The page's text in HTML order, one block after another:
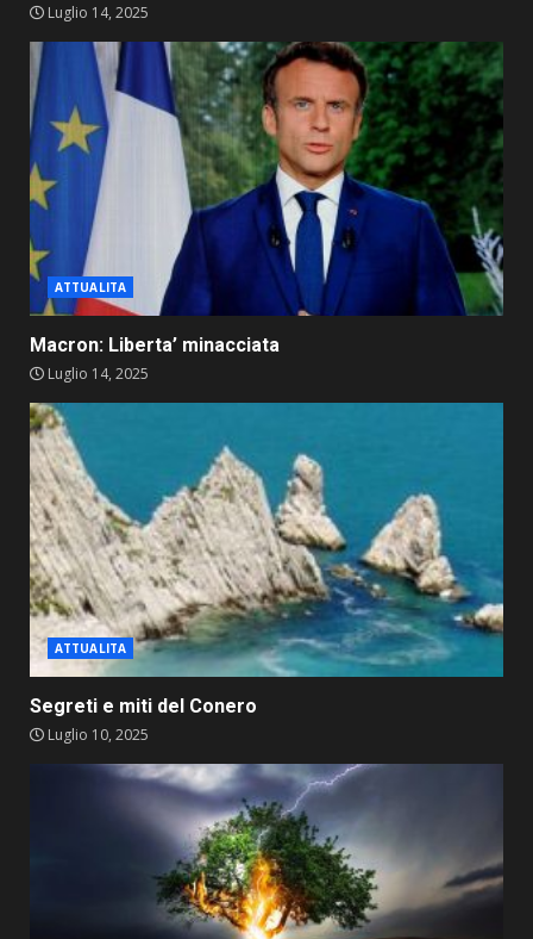
Luglio 14, 2025
ATTUALITA
Macron: Liberta’ minacciata
Luglio 14, 2025
ATTUALITA
Segreti e miti del Conero
Luglio 10, 2025